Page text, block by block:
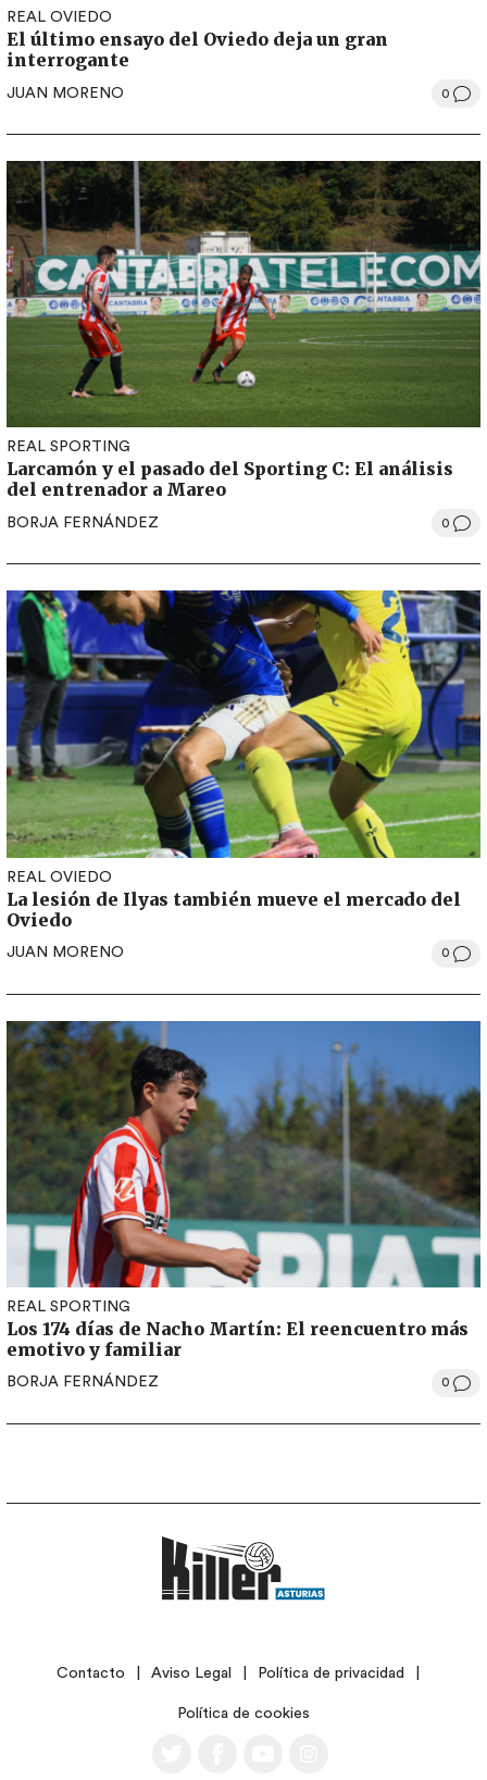
REAL OVIEDO
El último ensayo del Oviedo deja un gran
interrogante
JUAN MORENO 0
REAL SPORTING
Larcamón y el pasado del Sporting C: El análisis
del entrenador a Mareo
BORJA FERNÁNDEZ 0
REAL OVIEDO
La lesión de Ilyas también mueve el mercado del
Oviedo
JUAN MORENO 0
REAL SPORTING
Los 174 días de Nacho Martín: El reencuentro más
emotivo y familiar
BORJA FERNÁNDEZ 0
LEGALContacto Aviso Legal Política de privacidad
Política de cookies